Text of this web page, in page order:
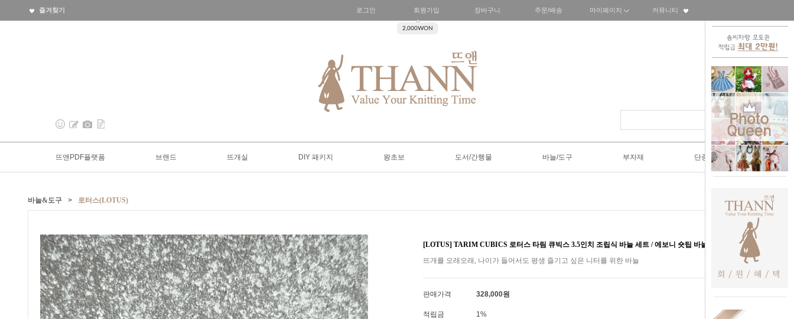
즐겨찾기 로그인 회원가입
2,000WON
장바구니 주문/배송 마이페이지 커뮤니티
뜨앤PDF플랫폼 브랜드 뜨개실 DIY 패키지 왕초보 도서/간행물 바늘/도구 부자재 단종SALE50%
바늘&도구 > 로터스(LOTUS)
[LOTUS] TARIM CUBICS 로터스 타림 큐빅스 3.5인치 조립식 바늘 세트 / 에보니 숏팁 바늘세트
뜨개를 오래오래, 나이가 들어서도 평생 즐기고 싶은 니터를 위한 바늘
판매가격 328,000원
적립금 1%